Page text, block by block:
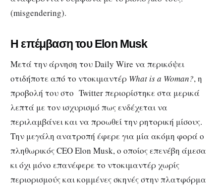
(misgendering).
Η επέμβαση του Elon Musk
Μετά την άρνηση του Daily Wire να περικόψει
οτιδήποτε από το ντοκιμαντέρ What is a Woman?, η
προβολή του στο Twitter περιορίστηκε στα μερικά
λεπτά με τον ισχυρισμό πως ενδέχεται να
περιλαμβάνει και να προωθεί την ρητορική μίσους.
Tην μεγάλη ανατροπή έφερε για μία ακόμη φορά ο
πληθωρικός CEO Elon Musk, ο οποίος επενέβη άμεσα
κι όχι μόνο επανέφερε το ντοκιμαντέρ χωρίς
περιορισμούς και κομμένες σκηνές στην πλατφόρμα